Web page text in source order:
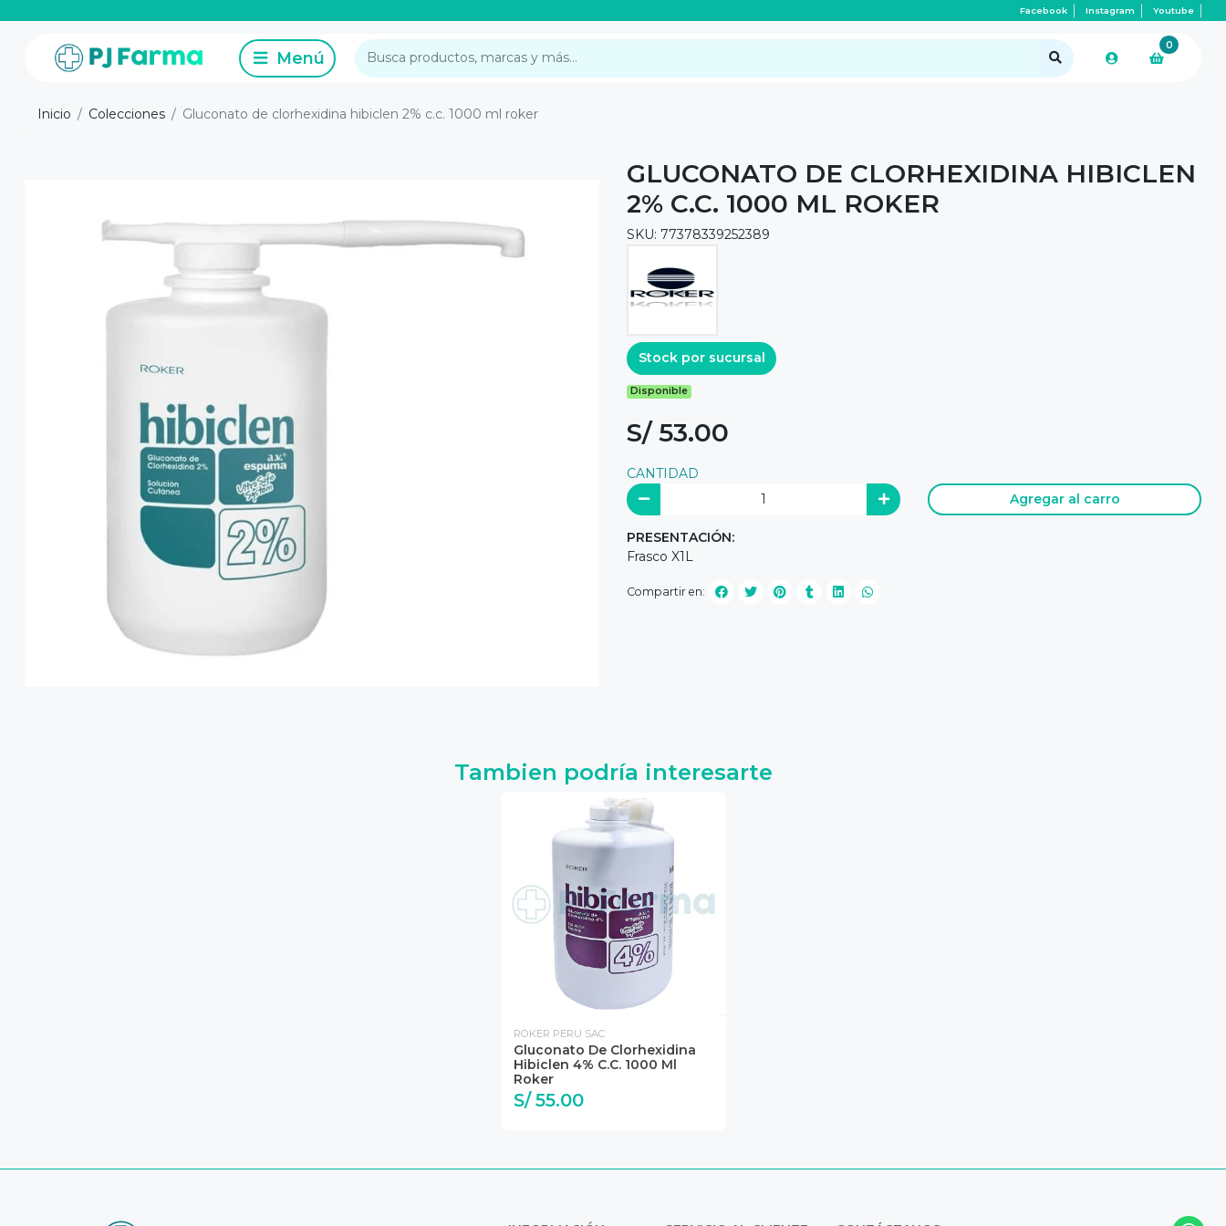
Facebook Instagram Youtube
0
Inicio Colecciones Gluconato de clorhexidina hibiclen 2% c.c. 1000 ml roker
GLUCONATO DE CLORHEXIDINA HIBICLEN
2% C.C. 1000 ML ROKER
SKU: 77378339252389
Stock por sucursal
Disponible
S/ 53.00
CANTIDAD
Agregar al carro
PRESENTACIÓN:
Frasco X1L
Compartir en:
Tambien podría interesarte
ROKER PERU SAC
Gluconato De Clorhexidina
Hibiclen 4% C.C. 1000 Ml
Roker
S/ 55.00